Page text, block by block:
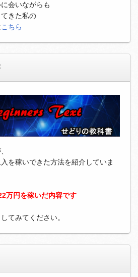
会いながらも
きた私の
こちら
を稼いできた方法を紹介していま
万円を稼いだ内容です
てみてください。